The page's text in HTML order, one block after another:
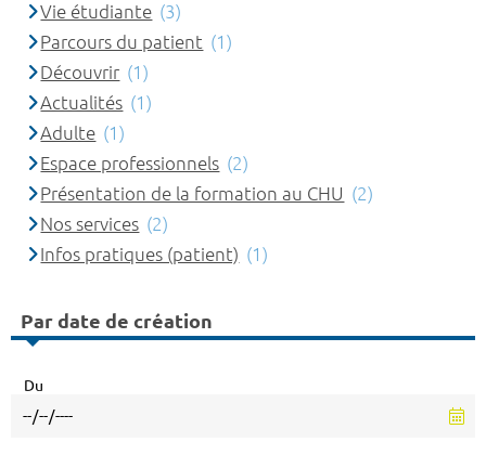
Vie étudiante (3)
Parcours du patient (1)
Découvrir (1)
Actualités (1)
Adulte (1)
Espace professionnels (2)
Présentation de la formation au CHU (2)
Nos services (2)
Infos pratiques (patient) (1)
Par date de création
Du